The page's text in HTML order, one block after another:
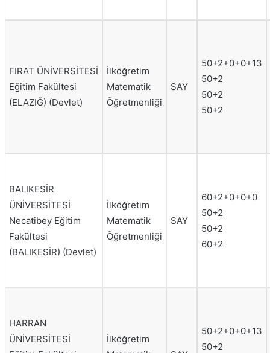
FIRAT ÜNİVERSİTESİ
Eğitim Fakültesi
(ELAZIĞ) (Devlet)
İlköğretim
Matematik
Öğretmenliği
SAY
50+2+0+0+13
50+2
50+2
50+2
BALIKESİR
ÜNİVERSİTESİ
Necatibey Eğitim
Fakültesi
(BALIKESİR) (Devlet)
İlköğretim
Matematik
Öğretmenliği
SAY
60+2+0+0+0
50+2
50+2
60+2
HARRAN
ÜNİVERSİTESİ
İlköğretim
50+2+0+0+13
50+2